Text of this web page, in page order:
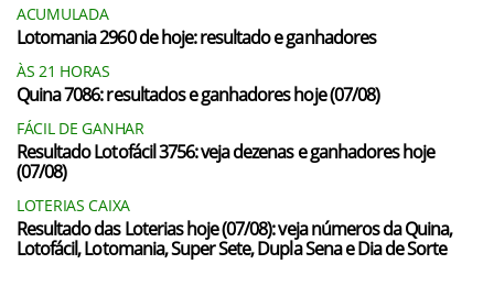
ACUMULADA
Lotomania 2960 de hoje: resultado e ganhadores
ÀS 21 HORAS
Quina 7086: resultados e ganhadores hoje (07/08)
FÁCIL DE GANHAR
Resultado Lotofácil 3756: veja dezenas e ganhadores hoje
(07/08)
LOTERIAS CAIXA
Resultado das Loterias hoje (07/08): veja números da Quina,
Lotofácil, Lotomania, Super Sete, Dupla Sena e Dia de Sorte